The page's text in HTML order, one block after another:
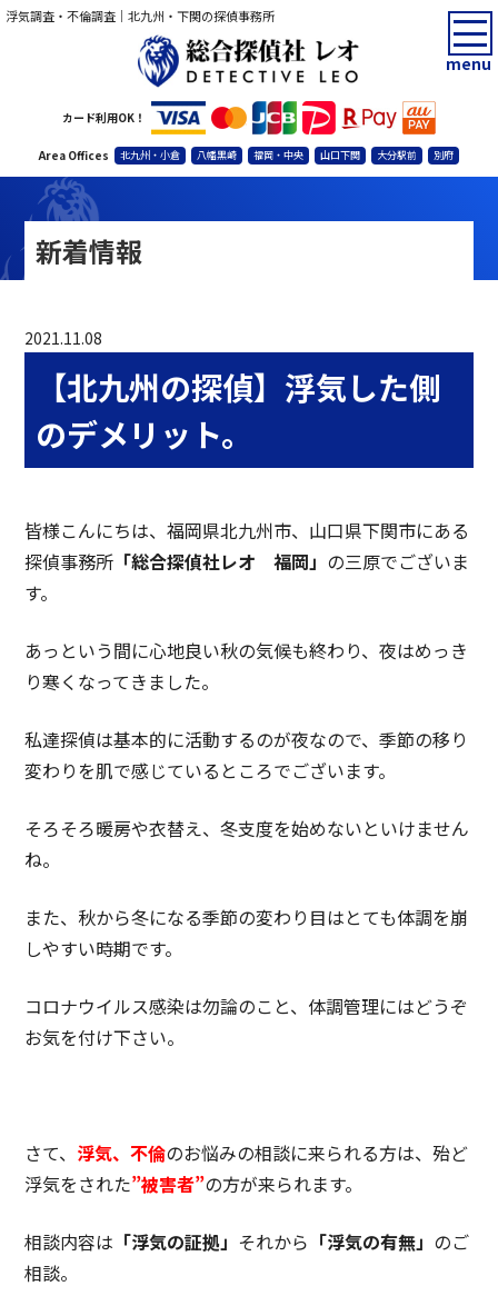
浮気調査・不倫調査｜北九州・下関の探偵事務所
カード利用OK！
Area Offices 北九州・小倉 八幡黒崎 福岡・中央 山口下関 大分駅前 別府
menu
新着情報
2021.11.08
【北九州の探偵】浮気した側
のデメリット。
皆様こんにちは、福岡県北九州市、山口県下関市にある
探偵事務所 「総合探偵社レオ 福岡」 の三原でございま
す。
あっという間に心地良い秋の気候も終わり、夜はめっき
り寒くなってきました。
私達探偵は基本的に活動するのが夜なので、季節の移り
変わりを肌で感じているところでございます。
そろそろ暖房や衣替え、冬支度を始めないといけません
ね。
また、秋から冬になる季節の変わり目はとても体調を崩
しやすい時期です。
コロナウイルス感染は勿論のこと、体調管理にはどうぞ
お気を付け下さい。
さて、 浮気、不倫のお悩みの相談に来られる方は、殆ど
浮気をされた”被害者”の方が来られます。
相談内容は 「浮気の証拠」 それから 「浮気の有無」 のご
相談。